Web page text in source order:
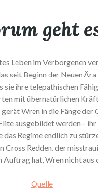
geht
Leben im Verborgenen
seit Beginn der Neuen
sie ihre telepathischen
mit übernatürlichen
Wren in die Fänge der
ausgebildet werden –
das Regime endlich zu
Cross Redden, der
Auftrag hat, Wren nicht aus
Quelle